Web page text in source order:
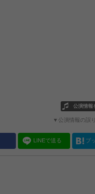
公演情報
▼公演情報の誤
LINEで送る ブ